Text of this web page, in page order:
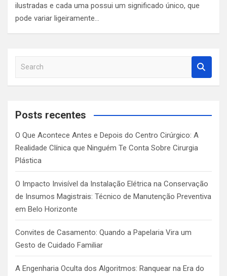
ilustradas e cada uma possui um significado único, que
pode variar ligeiramente…
a
c
Posts recentes
O Que Acontece Antes e Depois do Centro Cirúrgico: A
Realidade Clínica que Ninguém Te Conta Sobre Cirurgia
Plástica
O Impacto Invisível da Instalação Elétrica na Conservação
de Insumos Magistrais: Técnico de Manutenção Preventiva
em Belo Horizonte
Convites de Casamento: Quando a Papelaria Vira um
Gesto de Cuidado Familiar
A Engenharia Oculta dos Algoritmos: Ranquear na Era do